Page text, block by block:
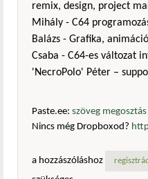
remix, design, project
Mihály - C64
Balázs - Grafika,
Csaba - C64-es változat
'NecroPolo' Péter –
Paste.ee: szöveg megosztás
Nincs még Dropboxod?
a hozzászóláshoz